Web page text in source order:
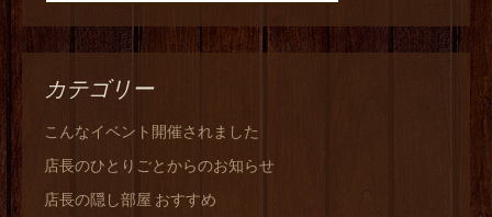
カテゴリー
こんなイベント開催されました
店長のひとりごとからのお知らせ
店長の隠し部屋 おすすめ